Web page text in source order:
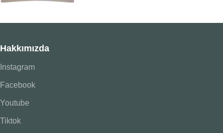
Hakkımızda
Instagram
Facebook
Youtube
Tiktok